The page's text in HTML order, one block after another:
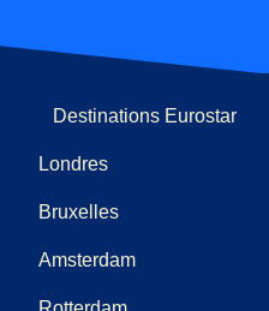
Destinations Eurostar
Londres
Bruxelles
Amsterdam